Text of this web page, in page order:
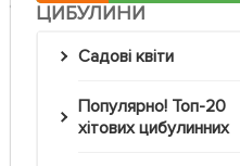
ЦИБУЛИНИ
Садові квіти
Популярно! Топ-20
хітових цибулинних